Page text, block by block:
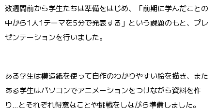
数週間前から学生たちは準備をはじめ、「前期に学んだことの
中から1人1テーマを5分で発表する」という課題のもと、プレ
ゼンテーションを行いました。
ある学生は模造紙を使って自作のわかりやすい絵を描き、また
ある学生はパソコンでアニメーションをつけながら資料を作
り…とそれぞれ得意なことや挑戦をしながら準備しました。